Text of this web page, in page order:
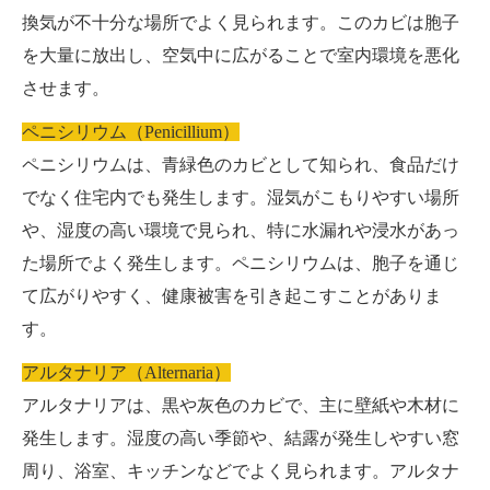
換気が不十分な場所でよく見られます。このカビは胞子
を大量に放出し、空気中に広がることで室内環境を悪化
させます。
ペニシリウム（Penicillium）
ペニシリウムは、青緑色のカビとして知られ、食品だけ
でなく住宅内でも発生します。湿気がこもりやすい場所
や、湿度の高い環境で見られ、特に水漏れや浸水があっ
た場所でよく発生します。ペニシリウムは、胞子を通じ
て広がりやすく、健康被害を引き起こすことがありま
す。
アルタナリア（Alternaria）
アルタナリアは、黒や灰色のカビで、主に壁紙や木材に
発生します。湿度の高い季節や、結露が発生しやすい窓
周り、浴室、キッチンなどでよく見られます。アルタナ